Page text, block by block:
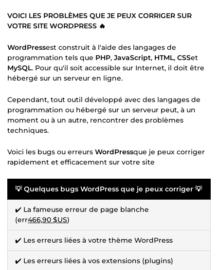
VOICI LES PROBLÈMES QUE JE PEUX CORRIGER SUR
VOTRE SITE WORDPRESS 🔥
WordPressest construit à l'aide des langages de
programmation tels que PHP, JavaScript, HTML, CSSet
MySQL. Pour qu'il soit accessible sur Internet, il doit être
hébergé sur un serveur en ligne.
Cependant, tout outil développé avec des langages de
programmation ou hébergé sur un serveur peut, à un
moment ou à un autre, rencontrer des problèmes
techniques.
Voici les bugs ou erreurs WordPressque je peux corriger
rapidement et efficacement sur votre site
💡 Quelques bugs WordPress que je peux corriger 💡
✔️ La fameuse erreur de page blanche
(err466,90 $US)
✔️ Les erreurs liées à votre thème WordPress
✔️ Les erreurs liées à vos extensions (plugins)